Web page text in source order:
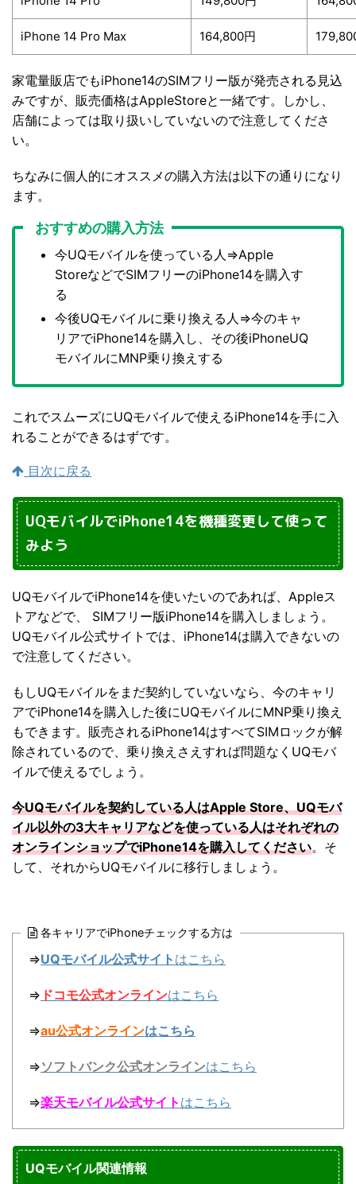
iPhone 14 Pro Max 164,800円
家電量販店でもiPhone14のSIMフリー版が発売される見込
みですが、販売価格はAppleStoreと一緒です。しかし、
店舗によっては取り扱いしていないので注意してくださ
い。
ちなみに個人的にオススメの購入方法は以下の通りになり
ます。
おすすめの購入方法
今UQモバイルを使っている人⇒Apple
StoreなどでSIMフリーのiPhone14を購入す
る
今後UQモバイルに乗り換える人⇒今のキャ
リアでiPhone14を購入し、その後iPhoneUQ
モバイルにMNP乗り換えする
これでスムーズにUQモバイルで使えるiPhone14を手に入
れることができるはずです。
目次に戻る
UQモバイルでiPhone14を機種変更して使って
みよう
UQモバイルでiPhone14を使いたいのであれば、Appleス
トアなどで、 SIMフリー版iPhone14を購入しましょう。
UQモバイル公式サイトでは、iPhone14は購入できないの
で注意してください。
もしUQモバイルをまだ契約していないなら、今のキャリ
アでiPhone14を購入した後にUQモバイルにMNP乗り換え
もできます。販売されるiPhone14はすべてSIMロックが解
除されているので、乗り換えさえすれば問題なくUQモバ
イルで使えるでしょう。
今UQモバイルを契約している人はApple Store、UQモバ
イル以外の3大キャリアなどを使っている人はそれぞれの
オンラインショップでiPhone14を購入してください。そ
して、それからUQモバイルに移行しましょう。
各キャリアでiPhoneチェックする方は
⇒UQモバイル公式サイト はこちら
⇒ ドコモ公式オンラインはこちら
⇒au公式オンラインはこちら
⇒ソフトバンク公式オンラインはこちら
⇒楽天モバイル公式サイト はこちら
UQモバイル関連情報